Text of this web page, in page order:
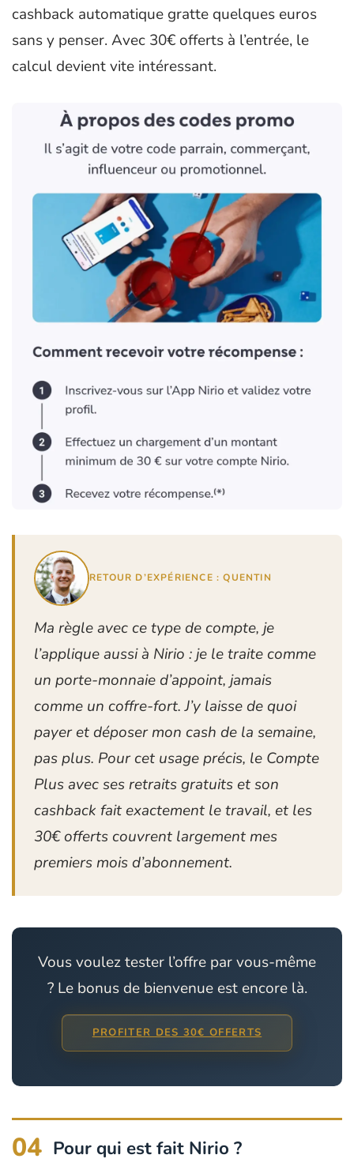
cashback automatique gratte quelques euros
sans y penser. Avec 30€ offerts à l’entrée, le
calcul devient vite intéressant.
RETOUR D’EXPÉRIENCE : QUENTIN
Ma règle avec ce type de compte, je
l’applique aussi à Nirio : je le traite comme
un porte-monnaie d’appoint, jamais
comme un coffre-fort. J’y laisse de quoi
payer et déposer mon cash de la semaine,
pas plus. Pour cet usage précis, le Compte
Plus avec ses retraits gratuits et son
cashback fait exactement le travail, et les
30€ offerts couvrent largement mes
premiers mois d’abonnement.
Vous voulez tester l’offre par vous-même
? Le bonus de bienvenue est encore là.
PROFITER DES 30€ OFFERTS
04 Pour qui est fait Nirio ?